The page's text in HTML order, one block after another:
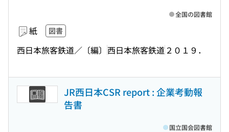
紙 図書
西日本旅客鉄道／〔編〕 西日本旅客鉄道 ２０１９．
全国の図書館
JR西日本CSR report : 企業考動報
告書
国立国会図書館